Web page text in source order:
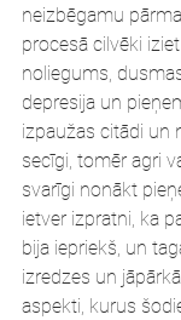
neizbēgamu
procesā cilvēki
noliegums,
depresija un
izpaužas citādi un
secīgi, tomēr agri
svarīgi nonākt
ietver izpratni, ka
bija iepriekš, un
izredzes un
aspekti, kurus